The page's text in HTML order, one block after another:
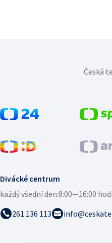
Divácké centrum
každý všední den:8:00—16:00
261 136 113
Česká